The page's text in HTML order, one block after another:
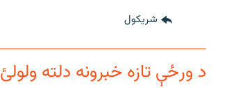
شريکول
د ورځې تازه خبرونه دلته ولولئ